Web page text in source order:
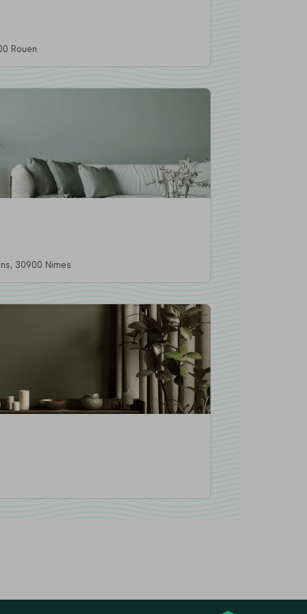
76000 Rouen
32 rue Robert Mallet Stevens, 30900 Nimes